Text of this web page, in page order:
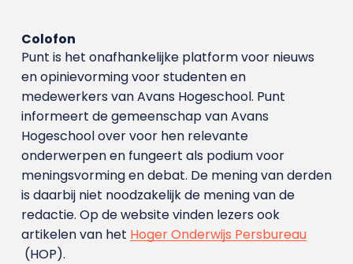
Colofon
Punt is het onafhankelijke platform voor nieuws
en opinievorming voor studenten en
medewerkers van Avans Hoge­school. Punt
informeert de gemeenschap van Avans
Hogeschool over voor hen relevante
onderwerpen en fungeert als podium voor
meningsvorming en debat. De mening van derden
is daarbij niet noodzakelijk de mening van de
redactie. Op de website vinden lezers ook
artikelen van het Hoger Onderwijs Persbureau
(HOP).